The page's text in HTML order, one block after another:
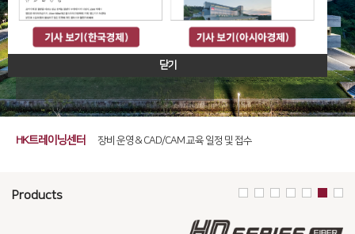
닫기
회사연혁
기업정신
핵심가치
지사안내∨
FS Series
FL3015
FE Series
FC3015
Conversion
서비스
트레이닝∨
교육신청/문의
원격지원
투자정보
재무정보
사회공헌
사회공헌활동
즐겁고 기쁨을 주는 기업
고객 만족을 통한 가치 창조
HK트레이닝센터 장비 운영 & CAD/CAM 교육 일정 및 접수
Products